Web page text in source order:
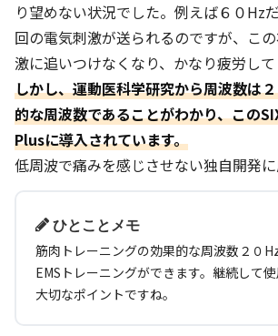
り望めない状況でした。例えば６０Hz
回の電気刺激が送られるのですが、こ
激に追いつけなくなり、かなり疲労して
しかし、運動医科学研究から周波数は
的な周波数であることがわかり、この
Plusに導入されています。
低周波で痛みを感じさせない独自開発に
ひとことメモ
筋肉トレーニングの効果的な周波数２０
EMS トレーニングができます。継続して
大切なポイントですね。